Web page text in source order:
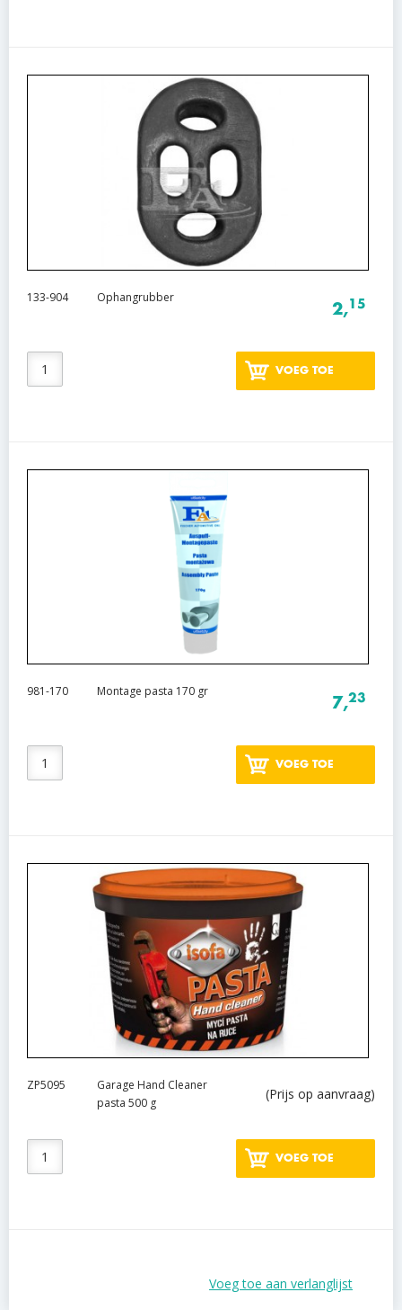
133-904 Ophangrubber
2,15
VOEG TOE
981-170 Montage pasta 170 gr
7,23
VOEG TOE
ZP5095
Garage Hand Cleaner
pasta 500 g
(Prijs op aanvraag)
VOEG TOE
Voeg toe aan verlanglijst